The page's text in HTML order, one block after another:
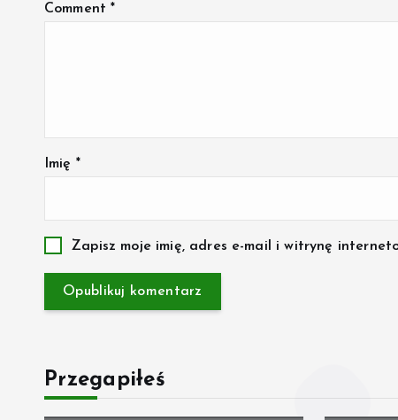
Comment*
Imię *
Zapisz moje imię, adres e-mail i witrynę
Przegapiłeś